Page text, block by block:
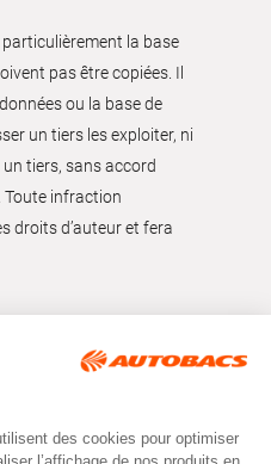
la base
pas être copiées. Il
ou la base de
un tiers les exploiter, ni
tiers, sans accord
Toute infraction
droits d’auteur et fera